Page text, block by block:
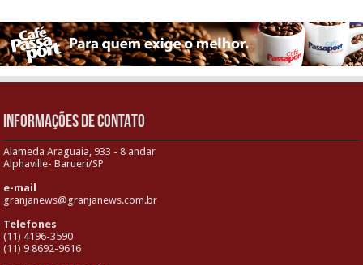
INFORMAÇÕES DE CONTATO
Alameda Araguaia, 933 - 8 andar
Alphaville- Barueri/SP
e-mail
granjanews@granjanews.com.br
Telefones
(11) 4196-3590
(11) 9 8692-9616